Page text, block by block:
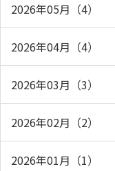
2026年05月（4）
2026年04月（4）
2026年03月（3）
2026年02月（2）
2026年01月（1）